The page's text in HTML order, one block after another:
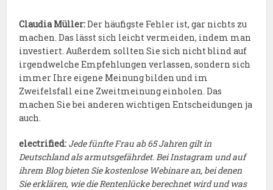
Claudia Müller:Der häufigste Fehler ist, gar nichts zu
machen. Das lässt sich leicht vermeiden, indem man
investiert. Außerdem sollten Sie sich nicht blind auf
irgendwelche Empfehlungen verlassen, sondern sich
immer Ihre eigene Meinung bilden und im
Zweifelsfall eine Zweitmeinung einholen. Das
machen Sie bei anderen wichtigen Entscheidungen ja
auch.
electrified: Jede fünfte Frau ab 65 Jahren gilt in
Deutschland als armutsgefährdet. Bei Instagram und auf
ihrem Blog bieten Sie kostenlose Webinare an, bei denen
Sie erklären, wie die Rentenlücke berechnet wird und was